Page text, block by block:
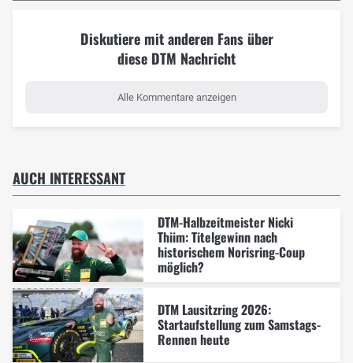
Diskutiere mit anderen Fans über
diese DTM Nachricht
Alle Kommentare anzeigen
AUCH INTERESSANT
DTM-Halbzeitmeister Nicki
Thiim: Titelgewinn nach
historischem Norisring-Coup
möglich?
DTM Lausitzring 2026:
Startaufstellung zum Samstags-
Rennen heute